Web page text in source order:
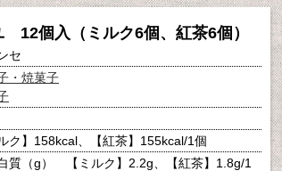
12個入（ミルク6個、紅茶6個）
セ
・焼菓子
ルク】158kcal、【紅茶】155kcal/1個
質（g） 【ミルク】2.2g、【紅茶】1.8g/1